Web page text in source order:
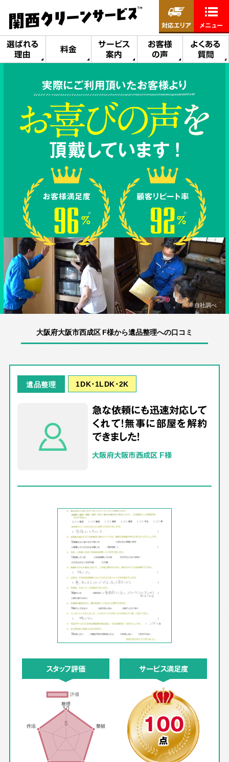
選ばれる
理由
料金
サービス
案内
お客様
の声
よくある
質問
対応エリア メニュー
実際にご利用頂いたお客様より
※自社調べ
大阪府大阪市西成区 F様から遺品整理への口コミ
遺品整理 1DK･1LDK･2K
急な依頼にも迅速対応して
くれて！無事に部屋を解約
できました！
大阪府大阪市西成区 F様
スタッフ評価 サービス満足度
100
点